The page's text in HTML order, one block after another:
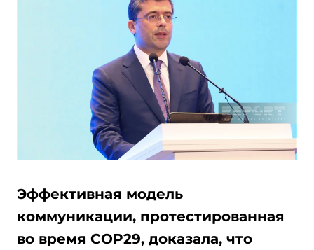
Эффективная модель
коммуникации, протестированная
во время COP29, доказала, что